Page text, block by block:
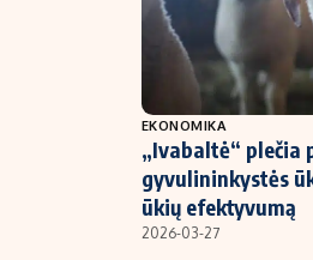
Ekonomika
NT ir statybos
EKONOMIKA
„Ivabaltė“ plečia
gyvulininkystės
ūkių efektyvumą
2026-03-27